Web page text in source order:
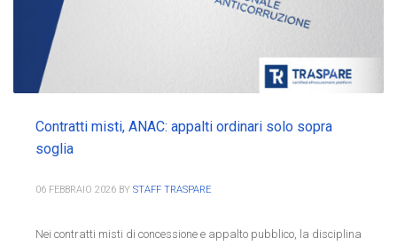
Contratti misti, ANAC: appalti ordinari solo sopra
soglia
06 FEBBRAIO 2026 BY STAFF TRASPARE
Nei contratti misti di concessione e appalto pubblico, la disciplina